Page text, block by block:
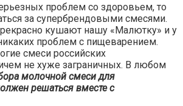
проблем со здоровьем, то
за супербрендовыми смесями.
кушают нашу «Малютку» и у
проблем с пищеварением.
смеси российских
не хуже заграничных. В любом
молочной смеси для
решаться вместе с